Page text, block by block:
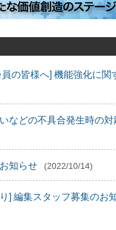
の皆様へ] 機能強化に関
などの不具合発生時の対
知らせ (2022/10/14)
] 編集スタッフ募集のお